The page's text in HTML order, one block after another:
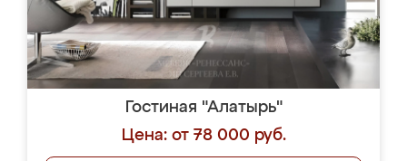
Гостиная "Алатырь"
Цена: от 78 000 руб.